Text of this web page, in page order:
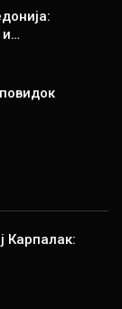
и…
Карпалак: